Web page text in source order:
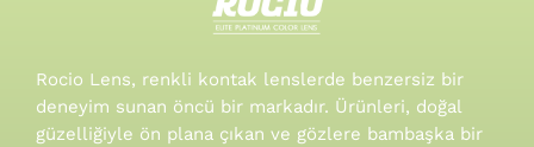
Rocio Lens, renkli kontak lenslerde benzersiz bir
deneyim sunan öncü bir markadır. Ürünleri, doğal
güzelliğiyle ön plana çıkan ve gözlere bambaşka bir